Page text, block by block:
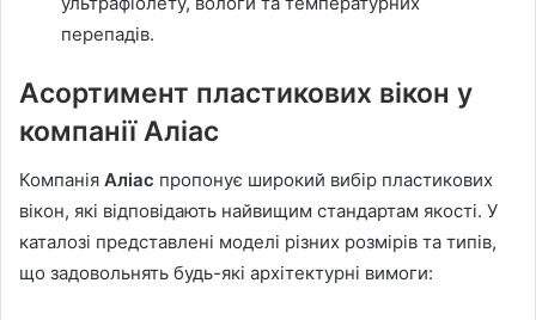
перепадів.
Асортимент пластикових вікон у
компанії Аліас
Компанія Аліас пропонує широкий вибір пластикових
вікон, які відповідають найвищим стандартам якості. У
каталозі представлені моделі різних розмірів та типів,
що задовольнять будь-які архітектурні вимоги: